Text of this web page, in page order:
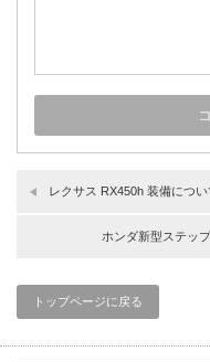
レクサス RX450h 装備につい
ホンダ新型ステッ
トップページに戻る